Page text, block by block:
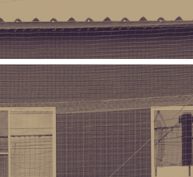
ボディコンクラス